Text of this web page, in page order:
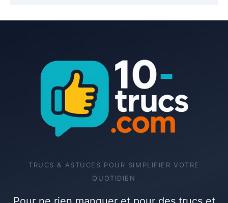
TRUCS & ASTUCES POUR SIMPLIFIER VOTRE
QUOTIDIEN